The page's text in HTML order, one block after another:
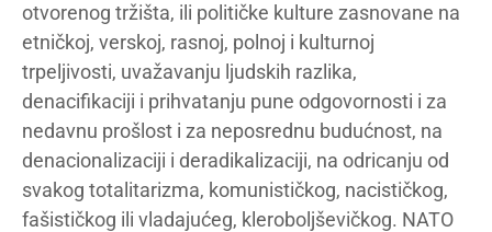
otvorenog tržišta, ili političke kulture zasnovane na
etničkoj, verskoj, rasnoj, polnoj i kulturnoj
trpeljivosti, uvažavanju ljudskih razlika,
denacifikaciji i prihvatanju pune odgovornosti i za
nedavnu prošlost i za neposrednu budućnost, na
denacionalizaciji i deradikalizaciji, na odricanju od
svakog totalitarizma, komunističkog, nacističkog,
fašističkog ili vladajućeg, kleroboljševičkog. NATO